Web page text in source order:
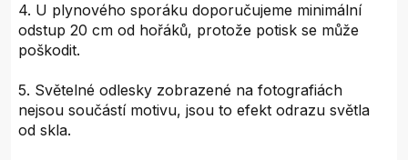
4. U plynového sporáku doporučujeme minimální
odstup 20 cm od hořáků, protože potisk se může
poškodit.
5. Světelné odlesky zobrazené na fotografiách
nejsou součástí motivu, jsou to efekt odrazu světla
od skla.